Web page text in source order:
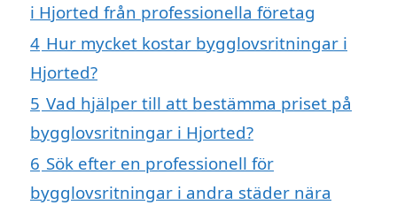
i Hjorted från professionella företag
4 Hur mycket kostar bygglovsritningar i
Hjorted?
5 Vad hjälper till att bestämma priset på
bygglovsritningar i Hjorted?
6 Sök efter en professionell för
bygglovsritningar i andra städer nära